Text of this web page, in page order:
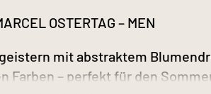
OSTERTAG – MEN
mit abstraktem
Farben – perfekt für den